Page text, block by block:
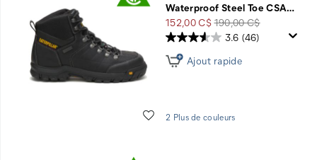
Fêtes
Jusqu’à
Waterproof Steel Toe CSA…
Prix
soldé
152,00 C$Prix
de
190,00 C$
Liste de souhaits
3.6 (46)
Ajout rapide
2 Plus de couleurs